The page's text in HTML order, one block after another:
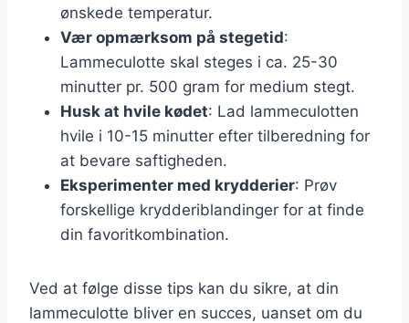
ønskede temperatur.
Vær opmærksom på stegetid:
Lammeculotte skal steges i ca. 25-30
minutter pr. 500 gram for medium stegt.
Husk at hvile kødet: Lad lammeculotten
hvile i 10-15 minutter efter tilberedning for
at bevare saftigheden.
Eksperimenter med krydderier: Prøv
forskellige krydderiblandinger for at finde
din favoritkombination.
Ved at følge disse tips kan du sikre, at din
lammeculotte bliver en succes, uanset om du